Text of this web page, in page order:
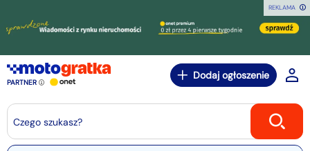
REKLAMA
PARTNER
Dodaj ogłoszenie
Czego szukasz?